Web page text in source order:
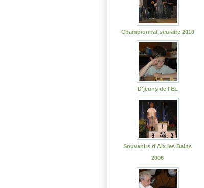
Championnat scolaire 2010
D'jeuns de l'EL
Souvenirs d'Aix les Bains
2006